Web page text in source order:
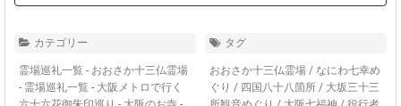
カテゴリー
霊場巡礼一覧 - おおさか十三仏霊場
- 霊場巡礼一覧 - 大阪メトロで行く
タグ
おおさか十三仏霊場 / なにわ七幸め
ぐり / 四国八十八箇所 / 大坂三十三